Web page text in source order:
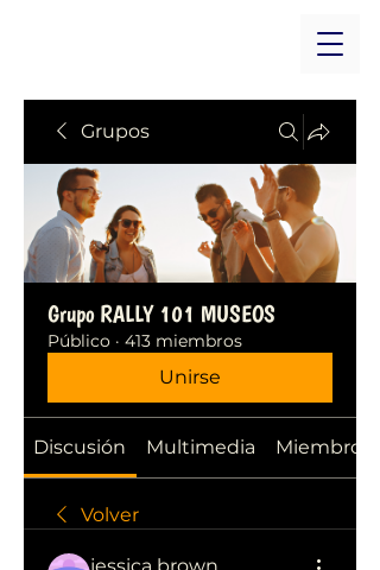
Grupos
Grupo RALLY 101 MUSEOS
Público · 413 miembros
Unirse
Discusión Multimedia Miembros
Volver